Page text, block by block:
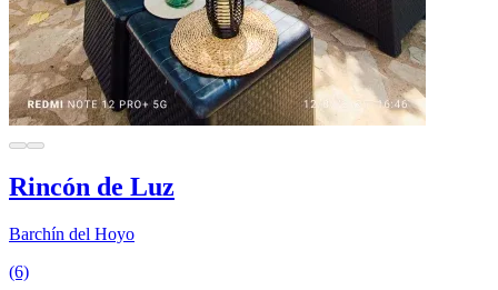
Rincón de Luz
Barchín del Hoyo
(6)